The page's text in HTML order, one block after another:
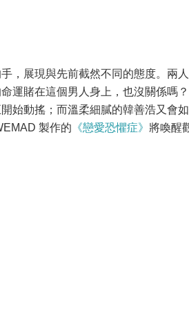
，展現與先前截然不同的態度。兩
運賭在這個男人身上，也沒關係嗎
始動搖；而溫柔細膩的韓善浩又會
製作的 《戀愛恐懼症》 將喚醒